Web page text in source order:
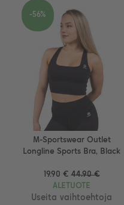
M-Sportswear Outlet
Longline Sports Bra, Black
19.90 € 44.90 €
ALETUOTE
Useita vaihtoehtoja
-56%